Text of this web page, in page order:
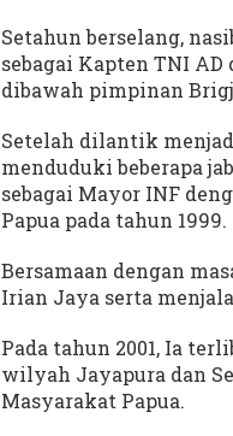
Setahun berselang,
sebagai Kapten TNI
dibawah pimpinan
Setelah dilantik
menduduki beberapa
sebagai Mayor INF
Papua pada tahun 1999.
Bersamaan dengan
Irian Jaya serta
Pada tahun 2001, Ia
wilyah Jayapura dan
Masyarakat Papua.